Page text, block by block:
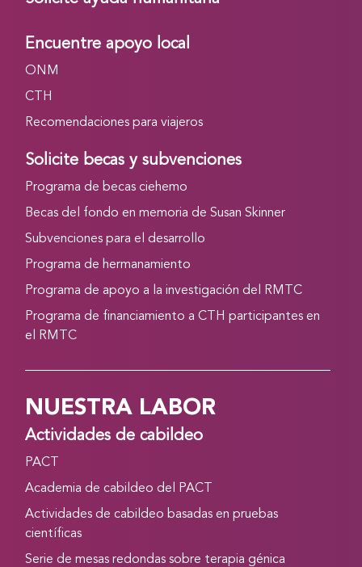
Encuentre apoyo local
ONM
CTH
Recomendaciones para viajeros
Solicite becas y subvenciones
Programa de becas ciehemo
Becas del fondo en memoria de Susan Skinner
Subvenciones para el desarrollo
Programa de hermanamiento
Programa de apoyo a la investigación del RMTC
Programa de financiamiento a CTH participantes en
el RMTC
NUESTRA LABOR
Actividades de cabildeo
PACT
Academia de cabildeo del PACT
Actividades de cabildeo basadas en pruebas
científicas
Serie de mesas redondas sobre terapia génica